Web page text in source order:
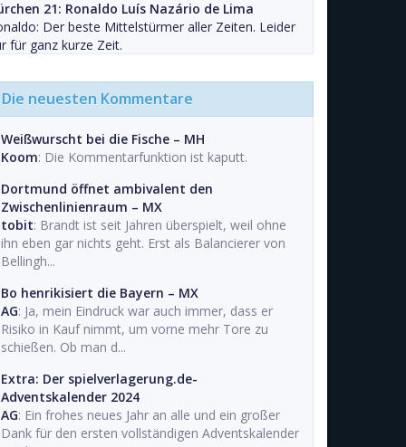
21: Ronaldo Luís Nazário de Lima
Der beste Mittelstürmer aller Zeiten. Leider
für ganz kurze Zeit.
Die neuesten Kommentare
Weißwurscht bei die Fische – MH
Koom: Die Kommentarfunktion ist kaputt.
Dortmund öffnet ambivalent den
Zwischenlinienraum – MX
tobit: Brandt ist seit Jahren überspielt, weil ohne
ihn eben gar nichts geht. Erst als Balancierer von
Bellingh...
Bo henrikisiert die Bayern – MX
AG: Ja, mein Eindruck war auch immer, dass er
Risiko in Kauf nimmt, um vorne mehr Tore zu
schießen. Ob man d...
Extra: Der spielverlagerung.de-
Adventskalender 2024
AG: Ein frohes neues Jahr an alle und ein großer
Dank für den ersten vollständigen Adventskalender